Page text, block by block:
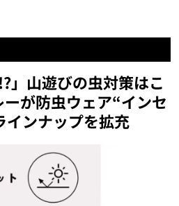
」山遊びの虫対策はこ
が防虫ウェア“インセ
インナップを拡充